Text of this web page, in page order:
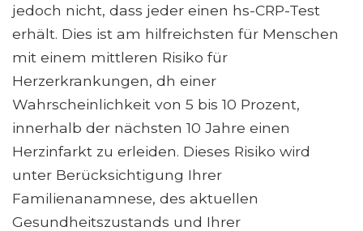
jedoch nicht, dass jeder einen hs-CRP-Test
erhält. Dies ist am hilfreichsten für Menschen
mit einem mittleren Risiko für
Herzerkrankungen, dh einer
Wahrscheinlichkeit von 5 bis 10 Prozent,
innerhalb der nächsten 10 Jahre einen
Herzinfarkt zu erleiden. Dieses Risiko wird
unter Berücksichtigung Ihrer
Familienanamnese, des aktuellen
Gesundheitszustands und Ihrer